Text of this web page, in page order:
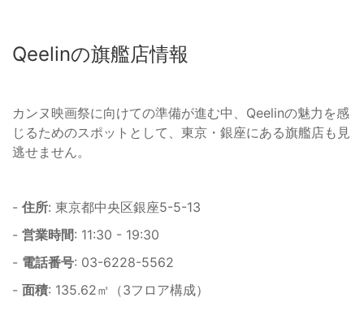
Qeelinの旗艦店情報
カンヌ映画祭に向けての準備が進む中、Qeelinの魅力を感
じるためのスポットとして、東京・銀座にある旗艦店も見
逃せません。
- 住所: 東京都中央区銀座5-5-13
- 営業時間: 11:30 - 19:30
- 電話番号: 03-6228-5562
- 面積: 135.62㎡（3フロア構成）